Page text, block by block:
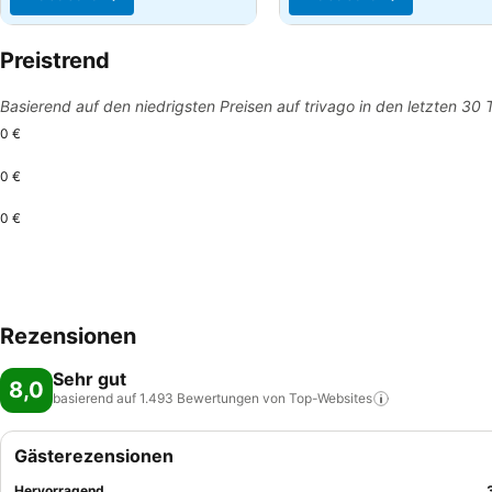
Preistrend
Basierend auf den niedrigsten Preisen auf trivago in den letzten 30
0 €
0 €
0 €
Rezensionen
8,0 Sehr gut
basierend auf 1.493 Bewertungen von Top-Websites
Gästerezensionen